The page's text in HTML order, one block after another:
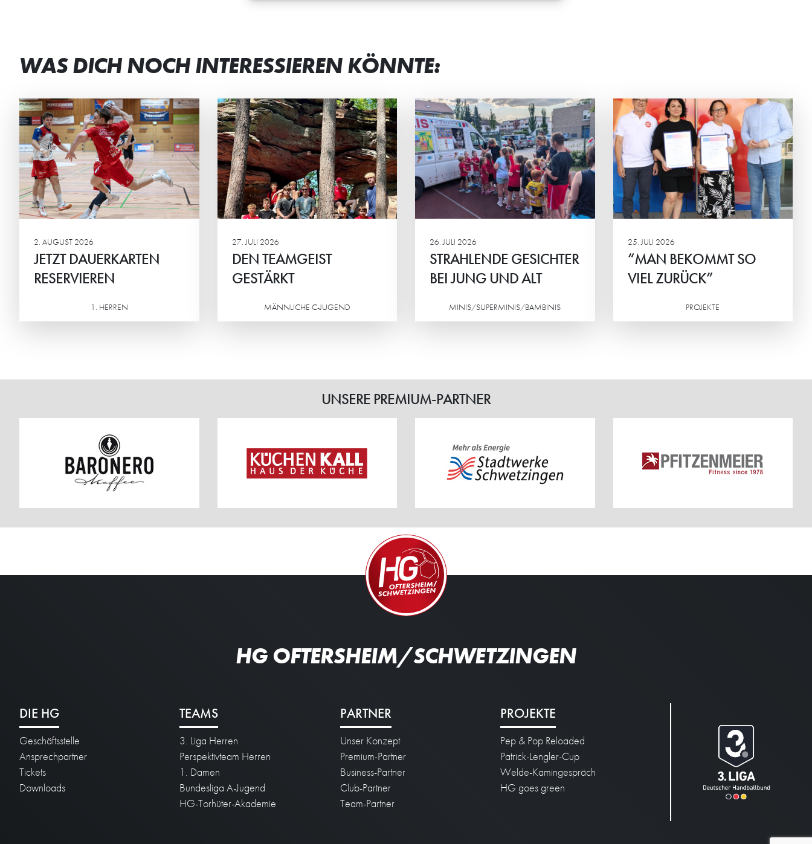
WAS DICH NOCH INTERESSIEREN KÖNNTE:
2. AUGUST 2026
JETZT DAUERKARTEN
RESERVIEREN
1. HERREN
27. JULI 2026
DEN TEAMGEIST
GESTÄRKT
MÄNNLICHE C-JUGEND
DEN TEAMGEIST
GESTÄRKT
Die männliche C2 der HG
verbrachte ein actionreiches
Wochenende in der Südpfalz.
26. JULI 2026
STRAHLENDE GESICHTER
BEI JUNG UND ALT
MINIS/SUPERMINIS/BAMBINIS
STRAHLENDE GESICHTER
BEI JUNG UND ALT
Beim Eltern-Kind-Turnier der HG-
Minis standen vor allem der
gemeinsame Spaß, sportlicher
Ehrgeiz und das Miteinander im
25. JULI 2026
“MAN BEKOMMT SO
VIEL ZURÜCK”
PROJEKTE
“MAN BEKOMMT SO
VIEL ZURÜCK”
Petra Frank und Iryna Konkova
sind die „Ehrenamtlichen des
Jahres 2026“ von HG und
Stadtwerken Schwetzingen.
UNSERE PREMIUM-PARTNER
HG OFTERSHEIM/SCHWETZINGEN
DIE HG
Geschäftsstelle
Ansprechpartner
Tickets
Downloads
TEAMS
3. Liga Herren
Perspektivteam Herren
1. Damen
Bundesliga A-Jugend
HG-Torhüter-Akademie
PARTNER
Unser Konzept
Premium-Partner
Business-Partner
Club-Partner
Team-Partner
PROJEKTE
Pep & Pop Reloaded
Patrick-Lengler-Cup
Welde-Kamingespräch
HG goes green